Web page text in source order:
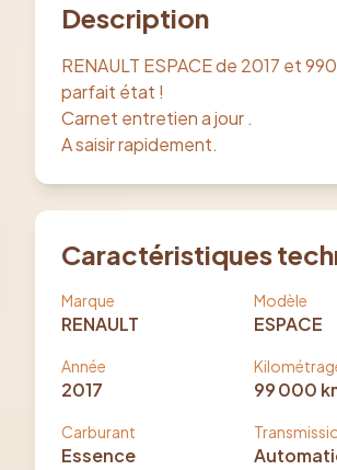
Description
RENAULT ESPACE de 2017 et
parfait état !
Carnet entretien a jour .
A saisir rapidement.
Caractéristiques
Marque
RENAULT
Modèle
ESPACE
Année
2017 99 000
Carburant
Essence